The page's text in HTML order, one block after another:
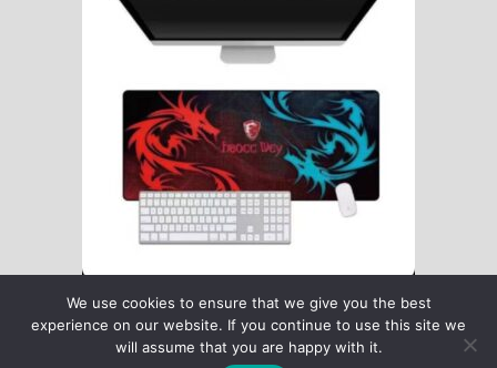
We use cookies to ensure that we give you the best
experience on our website. If you continue to use this site we
will assume that you are happy with it.